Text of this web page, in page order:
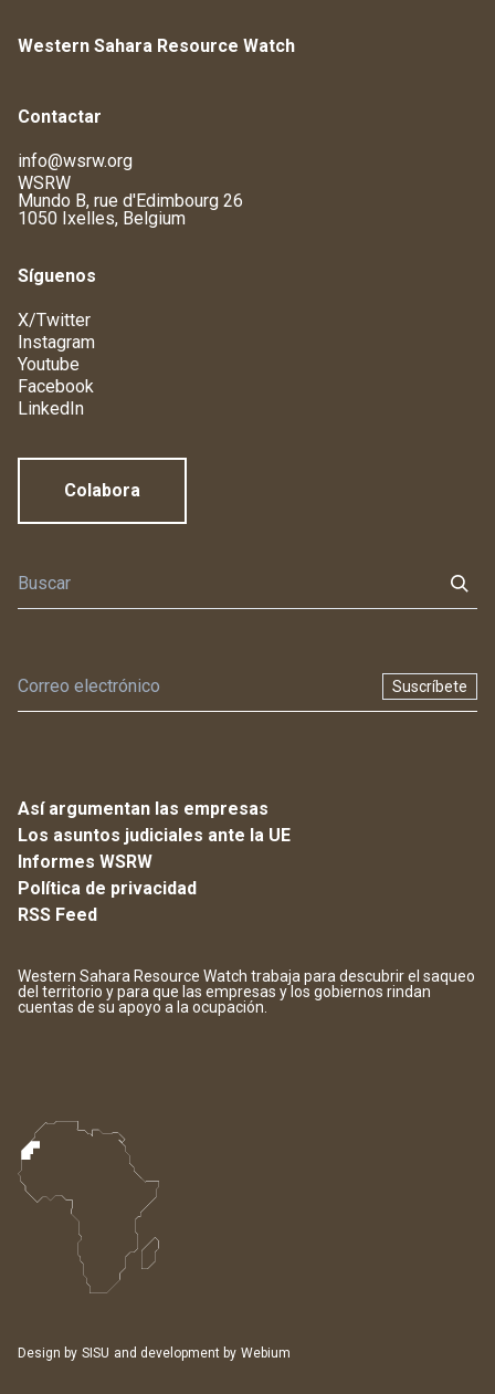
Western Sahara Resource Watch
Contactar
info@wsrw.org
WSRW
Mundo B, rue d'Edimbourg 26
1050 Ixelles, Belgium
Síguenos
X/Twitter
Instagram
Youtube
Facebook
LinkedIn
Colabora
Suscríbete
Así argumentan las empresas
Los asuntos judiciales ante la UE
Informes WSRW
Política de privacidad
RSS Feed
Western Sahara Resource Watch trabaja para descubrir el saqueo
del territorio y para que las empresas y los gobiernos rindan
cuentas de su apoyo a la ocupación.
Design by SISU and development by Webium